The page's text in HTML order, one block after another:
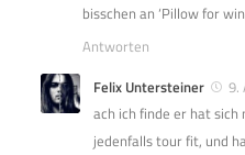
bisschen an ‘Pillow for
Antworten
Felix Untersteiner
9.
ach ich finde er hat
jedenfalls tour fit, und